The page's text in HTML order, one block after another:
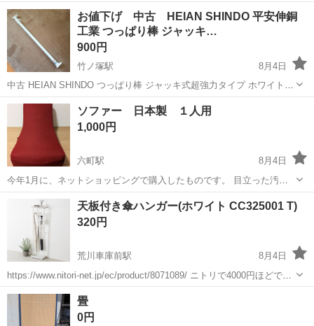
ョン工事まで幅広く手掛ける総合建設企業です。 住宅・店舗・ビルな
ど多様な現場に対応し、解体から施工、廃棄物処理まで一貫して行っ
ています。 20代～40代の...
東京 足立区 西新井駅 その他
お値下げ 中古 HEIAN SHINDO 平安伸銅
工業 つっぱり棒 ジャッキ…
900円
竹ノ塚駅
8月4日
中古 HEIAN SHINDO つっぱり棒 ジャッキ式超強力タイプ ホワイト
幅75~120cm 耐荷重50~30kg パイプ直径3cm RTW-75A 平安伸銅工業
【サイズ】幅75~120×高7×奥行4cm【取付幅】7...
東京 足立区 収納家具
ソファー 日本製 １人用
1,000円
六町駅
8月4日
今年1月に、ネットショッピングで購入したものです。 目立った汚れ
もありません。 カバーも外して洗えるます。 商品名 ソファ サイズ
幅：107.5×奥行：58×高さ：57.5cm 座面の厚み：26.5〜29cm...
足立区 六町駅 ソファー
天板付き傘ハンガー(ホワイト CC325001 T)
320円
荒川車庫前駅
8月4日
https://www.nitori-net.jp/ec/product/8071089/ ニトリで4000円ほどで購
入しました 新しい傘立て購入したので、こちらはお譲りします 軽く拭
き取りはしますが、しっかりと掃除は...
東京 足立区
畳
0円